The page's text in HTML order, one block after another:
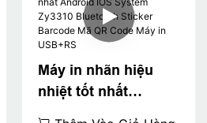
USB+WiFi
Máy in nhãn hiệu
nhiệt tốt nhất